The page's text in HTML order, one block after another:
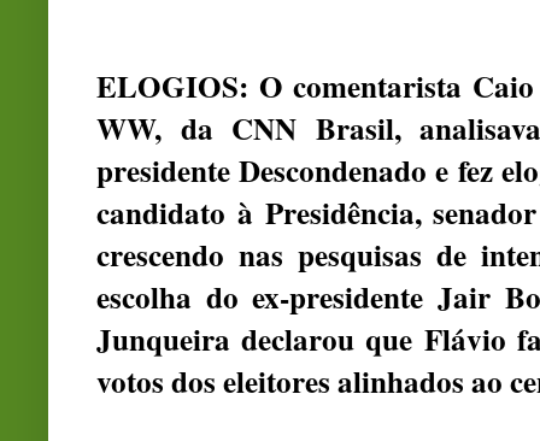
ELOGIOS: O comentarista
WW, da CNN Brasil,
presidente Descondenado e fez
candidato à Presidência,
crescendo nas pesquisas de
escolha do ex-presidente Jair
Junqueira declarou que Flávio
votos dos eleitores alinhados ao